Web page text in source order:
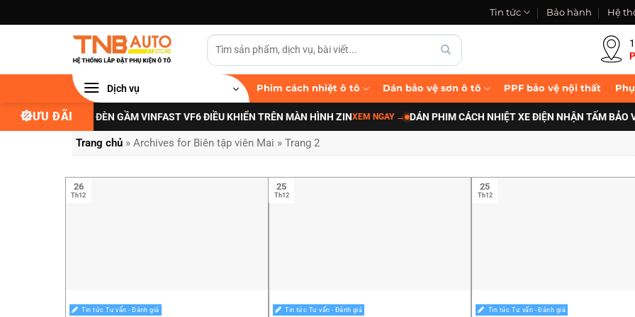
qua
Tin tức Bảo hành Hệ
Dịch vụ Phim cách nhiệt ô tô Dán bảo vệ sơn ô tô PPF bảo vệ nội thất
ƯU ĐÃI
ĐÃI NÂNG CẤP ĐÈN GẦM VINFAST VF6 ĐIỀU KHIỂN TRÊN MÀN HÌNH ZINXEM NGAY→ DÁN PHIM CÁCH NHIỆT XE ĐIỆN NHẬN TẤM BẢO VỆ
Trang chủ » Archives for Biên tập viên Mai » Trang 2
Tin tức Tư vấn - Đánh giá
26
Th12
Tin tức Tư vấn - Đánh giá
25
Th12
Tin tức Tư vấn - Đánh giá
25
Th12